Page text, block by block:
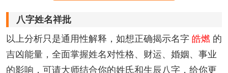
皓燃名字性格印象
八字姓名祥批
以上分析只是通用性解释，如想正确揭示名字 皓燃 的
吉凶能量，全面掌握姓名对性格、财运、婚姻、事业
的影响，可请大师结合你的姓氏和生辰八字，给你更